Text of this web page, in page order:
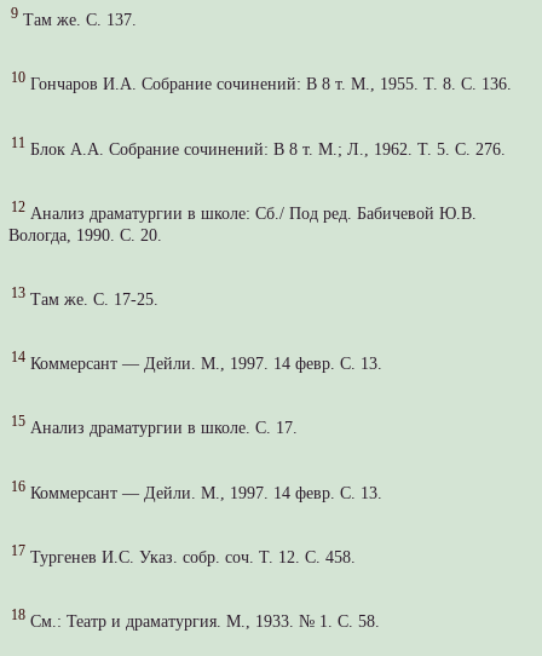
9 Там же. С. 137.
10 Гончаров И.А. Собрание сочинений: В 8 т. М., 1955. Т. 8. С. 136.
11 Блок А.А. Собрание сочинений: В 8 т. М.; Л., 1962. Т. 5. С. 276.
12 Анализ драматургии в школе: Сб./ Под ред. Бабичевой Ю.В.
Вологда, 1990. С. 20.
13 Там же. С. 17-25.
14 Коммерсант — Дейли. М., 1997. 14 февр. С. 13.
15 Анализ драматургии в школе. С. 17.
16 Коммерсант — Дейли. М., 1997. 14 февр. С. 13.
17 Тургенев И.С. Указ. собр. соч. Т. 12. С. 458.
18 См.: Театр и драматургия. М., 1933. № 1. С. 58.